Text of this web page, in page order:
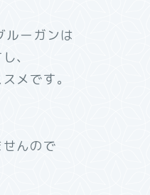
ルーガンは
、
メです。
んので